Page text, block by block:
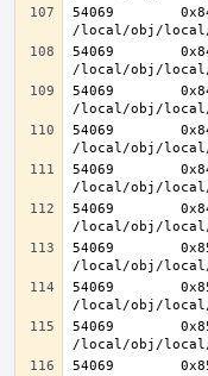
54069
54069
54069
54069
54069
54069
54069
54069
54069
54069